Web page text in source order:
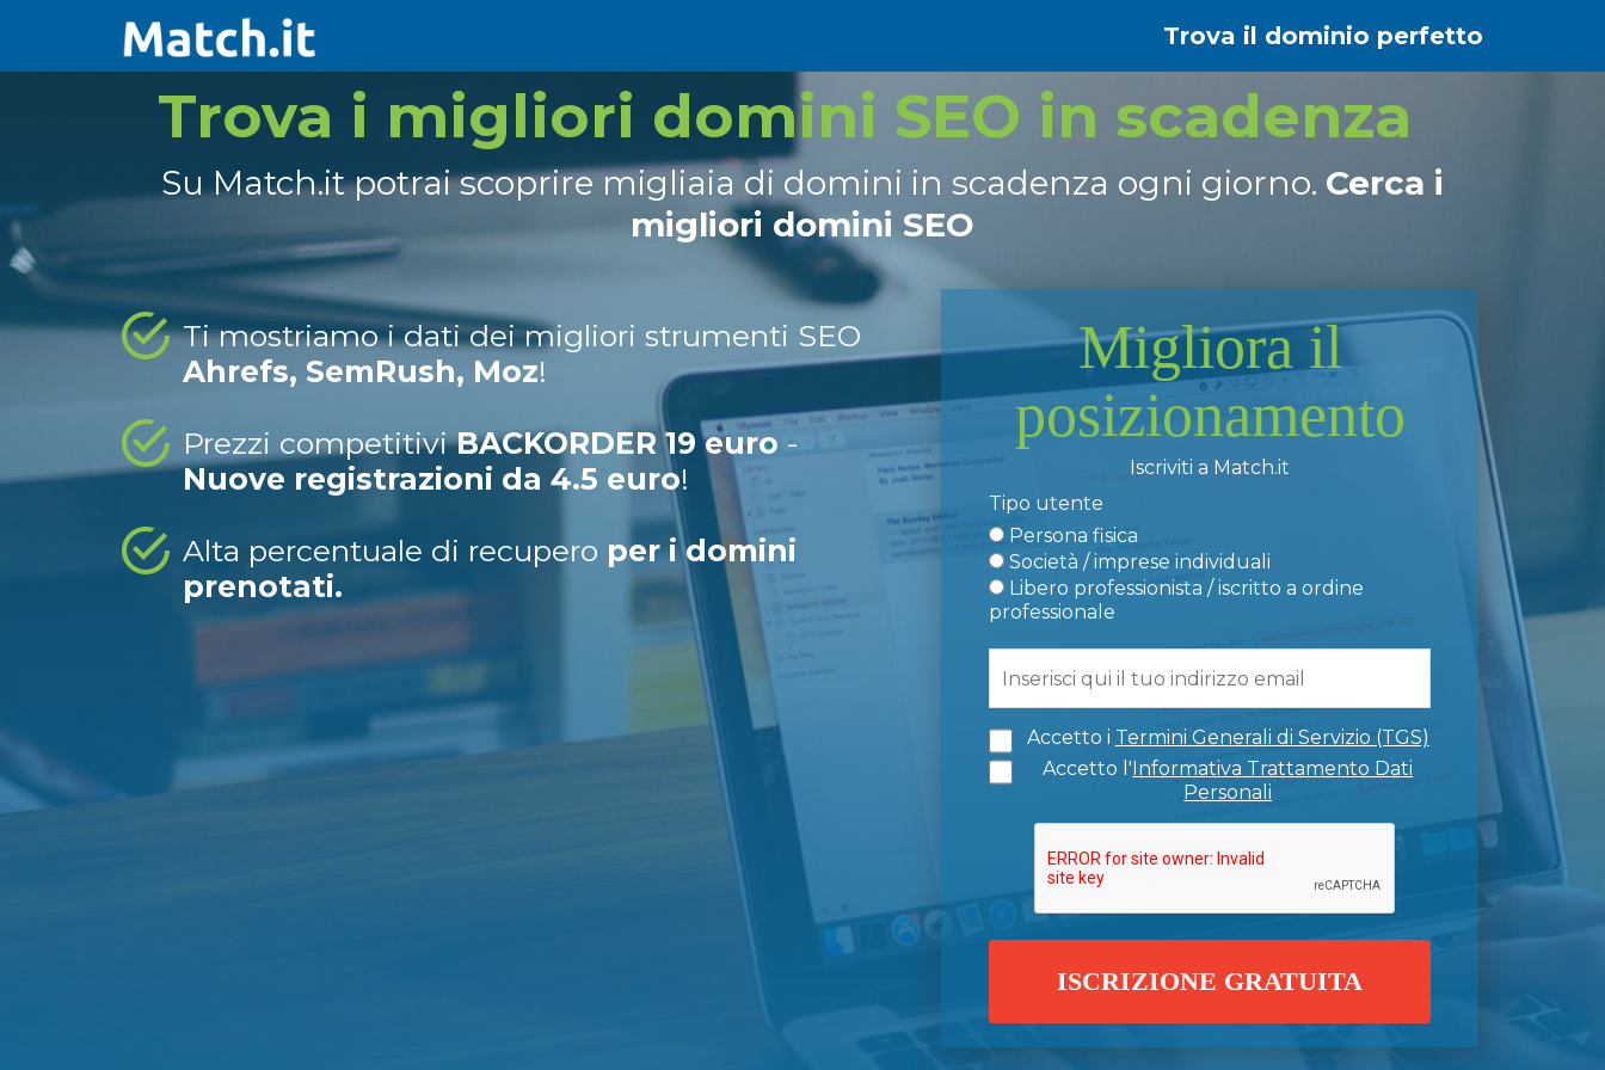
Trova il dominio perfetto
Trova i migliori domini SEO in scadenza
Su Match.it potrai scoprire migliaia di domini in scadenza ogni giorno. Cerca i
migliori domini SEO
Ti mostriamo i dati dei migliori strumenti SEO
Ahrefs, SemRush, Moz!
Prezzi competitiviBACKORDER 19 euro -
Nuove registrazioni da 4.5 euro!
Alta percentuale di recupero per i domini
prenotati.
Migliora il
posizionamento
Iscriviti a Match.it
Tipo utente
Persona fisica
Società / imprese individuali
Libero professionista / iscritto a ordine
professionale
Accetto i Termini Generali di Servizio (TGS)
Accetto l'Informativa Trattamento Dati
Personali